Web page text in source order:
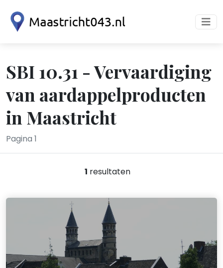
SBI 10.31 - Vervaardiging
van aardappelproducten
in Maastricht
Pagina 1
1 resultaten